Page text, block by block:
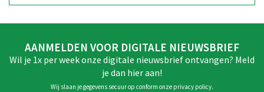
AANMELDEN VOOR DIGITALE NIEUWSBRIEF
Wil je 1x per week onze digitale nieuwsbrief ontvangen? Meld
je dan hier aan!
Wij slaan je gegevens secuur op conform onze privacy policy.